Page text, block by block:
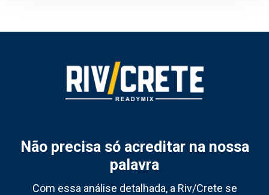
Não precisa só acreditar na nossa
palavra
Com essa análise detalhada, a Riv/Crete se